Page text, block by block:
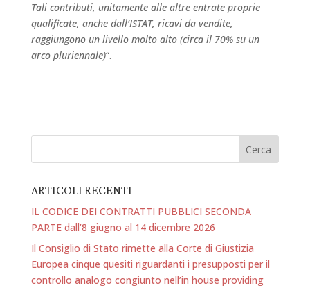
Tali contributi, unitamente alle altre entrate proprie
qualificate, anche dall’ISTAT, ricavi da vendite,
raggiungono un livello molto alto (circa il 70% su un
arco pluriennale)“.
ARTICOLI RECENTI
IL CODICE DEI CONTRATTI PUBBLICI SECONDA
PARTE dall’8 giugno al 14 dicembre 2026
Il Consiglio di Stato rimette alla Corte di Giustizia
Europea cinque quesiti riguardanti i presupposti per il
controllo analogo congiunto nell’in house providing